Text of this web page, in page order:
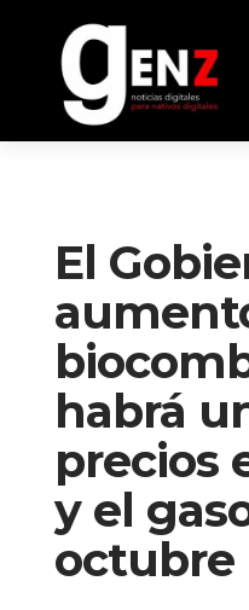
El
habrá
precios
y el
octubre